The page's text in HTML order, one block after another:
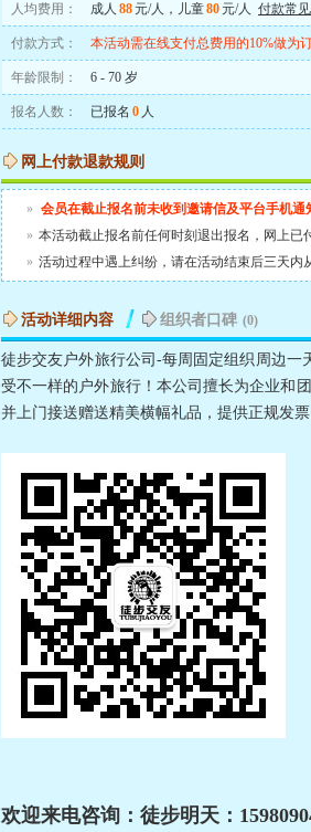
人均费用： 成人 88元/人，儿童80元/人 付款常
付款方式： 本活动需在线支付总费用的10%做为
年龄限制： 6 - 70 岁
报名人数： 已报名 0 人
网上付款退款规则
» 会员在截止报名前未收到邀请信及平台手机
» 本活动截止报名前任何时刻退出报名，网上已
» 活动过程中遇上纠纷，请在活动结束后三天
活动详细内容 组织者口碑 (0)
徒步交友户外旅行公司-每周固定组织周边
受不一样的户外旅行！本公司擅长为企业
并上门接送赠送精美横幅礼品，提供正规发
欢迎来电咨询：徒步明天：